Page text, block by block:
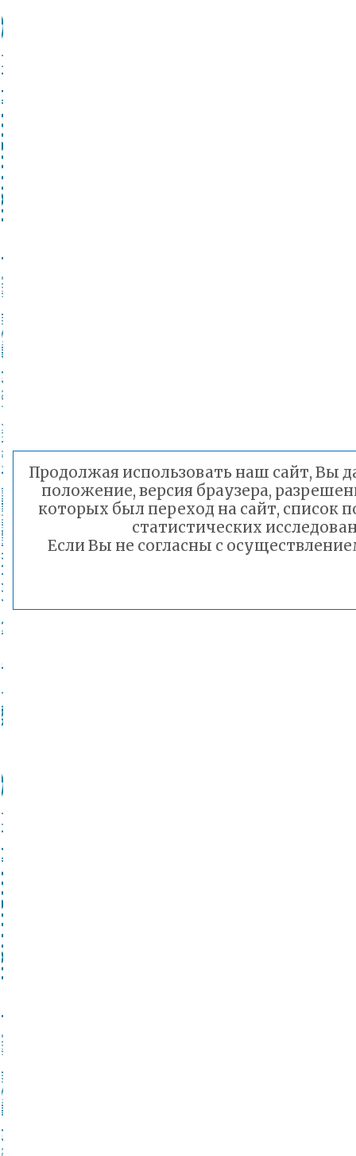
Продолжая использовать наш сайт, Вы
положение, версия браузера,
которых был переход на сайт, список
статистических
Если Вы не согласны с